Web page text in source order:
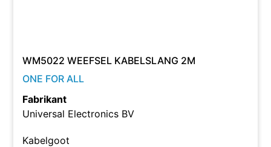
WM5022 WEEFSEL KABELSLANG 2M
ONE FOR ALL
Fabrikant
Universal Electronics BV
Kabelgoot